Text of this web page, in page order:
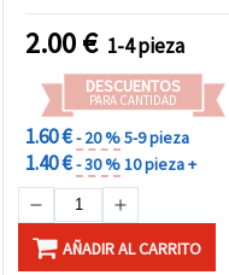
surtidas ovalado/redondo,
con colgador de metal
tono plata
2.00€ 1-4 pieza
DESCUENTOS
PARA CANTIDAD
1.60 €- 20 %5-9 pieza
1.40 €- 30 %10 pieza +
AÑADIR AL CARRITO